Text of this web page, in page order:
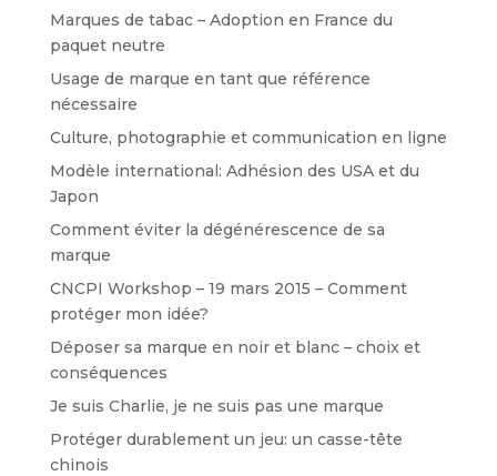
Marques de tabac – Adoption en France du
paquet neutre
Usage de marque en tant que référence
nécessaire
Culture, photographie et communication en ligne
Modèle international: Adhésion des USA et du
Japon
Comment éviter la dégénérescence de sa
marque
CNCPI Workshop – 19 mars 2015 – Comment
protéger mon idée?
Déposer sa marque en noir et blanc – choix et
conséquences
Je suis Charlie, je ne suis pas une marque
Protéger durablement un jeu: un casse-tête
chinois